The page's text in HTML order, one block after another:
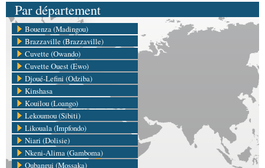
Par département
Bouenza (Madingou)
Brazzaville (Brazzaville)
Cuvette (Owando)
Cuvette Ouest (Ewo)
Djoué-Lefini (Odziba)
Kinshasa
Kouilou (Loango)
Lekoumou (Sibiti)
Likouala (Impfondo)
Niari (Dolisie)
Nkeni-Alima (Gamboma)
Oubangui (Mossaka)